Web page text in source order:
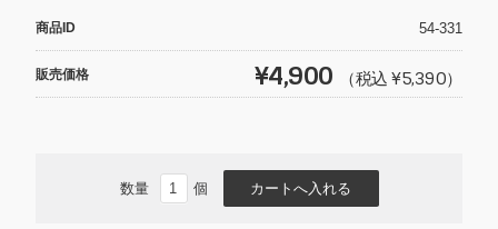
e
b
o
商品ID 54-331
販売価格 ¥4,900 （税込 ¥5,390）
数量 個